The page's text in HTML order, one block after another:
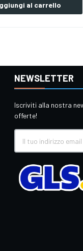
al carrello
NEWSLETTER
Iscriviti alla nostra
offerte!